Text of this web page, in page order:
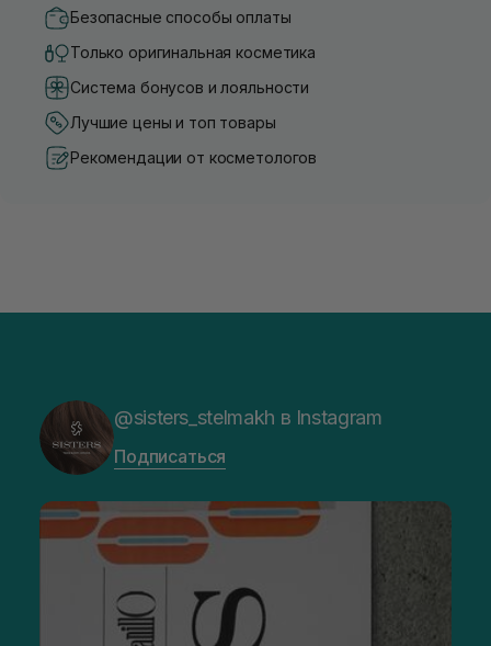
Безопасные способы оплаты
Только оригинальная косметика
Система бонусов и лояльности
Лучшие цены и топ товары
Рекомендации от косметологов
@sisters_stelmakh в Instagram
Подписаться